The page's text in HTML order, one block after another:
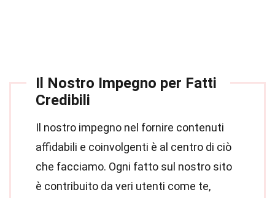
Il Nostro Impegno per Fatti
Credibili
Il nostro impegno nel fornire contenuti
affidabili e coinvolgenti è al centro di ciò
che facciamo. Ogni fatto sul nostro sito
è contribuito da veri utenti come te,